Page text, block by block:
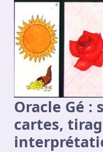
Oracle Gé :
cartes,